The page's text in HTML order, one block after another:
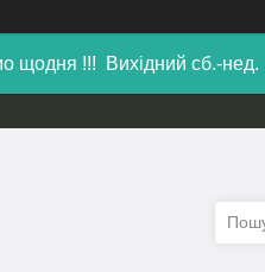
щодня !!! Вихідний сб.-нед.